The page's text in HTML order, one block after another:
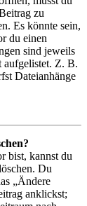
zu
Es könnte sein,
du einen
sind jeweils
aufgelistet. Z. B.
Dateianhänge
bist, kannst du
Du
„Ändere
anklickst;